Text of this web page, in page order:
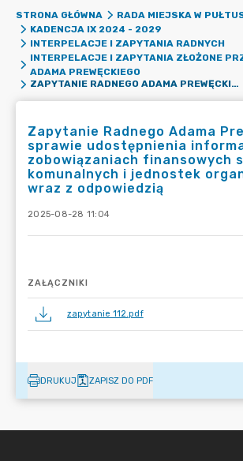
STRONA GŁÓWNA
RADA MIEJSKA W
KADENCJA IX 2024 - 2029
INTERPELACJE I ZAPYTANIA RADNYCH
INTERPELACJE I ZAPYTANIA ZŁOŻONE
ADAMA PREWĘCKIEGO
ZAPYTANIE RADNEGO ADAMA PREWĘCKIEGO W SPRAWIE UDOSTĘPNIENIA INFORMACJI O ZOBOWIĄZANIACH FINANSOWYCH SPÓŁEK KOMUNALNYCH I JEDNOSTEK ORGANIZACYJNYCH WRAZ Z ODPOWIEDZIĄ
Zapytanie Radnego Adama
sprawie udostępnienia
zobowiązaniach finansowych
komunalnych i jednostek
wraz z odpowiedzią
2025-08-28 11:04
ZAŁĄCZNIKI
zapytanie 112.pdf
DRUKUJ ZAPISZ DO PDF